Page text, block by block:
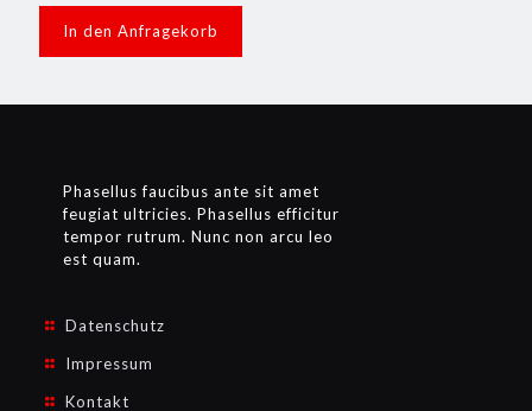
In den Anfragekorb
Phasellus faucibus ante sit amet
feugiat ultricies. Phasellus efficitur
tempor rutrum. Nunc non arcu leo
est quam.
Datenschutz
Impressum
Kontakt